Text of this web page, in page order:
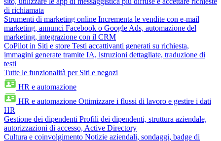
di richiamata
Strumenti di marketing online Incrementa le vendite con e-mail
marketing, annunci Facebook o Google Ads, automazione del
marketing, integrazione con il CRM
CoPilot in Siti e store Testi accattivanti generati su richiesta,
immagini generate tramite IA, istruzioni dettagliate, traduzione di
testi
Tutte le funzionalità per Siti e negozi
HR e automazione
HR e automazione Ottimizzare i flussi di lavoro e gestire i dati
HR
Gestione dei dipendenti Profili dei dipendenti, struttura aziendale,
autorizzazioni di accesso, Active Directory
Cultura e coinvolgimento Notizie aziendali, sondaggi, badge di